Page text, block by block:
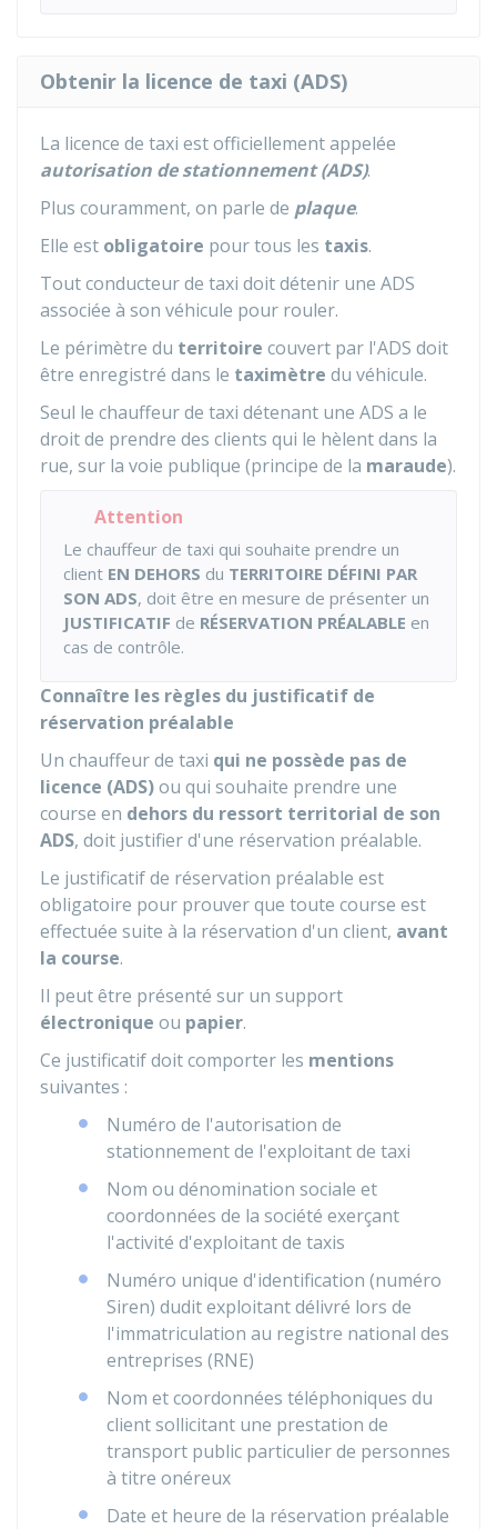
Obtenir la licence de taxi (ADS)
La licence de taxi est officiellement appelée
autorisation de stationnement (ADS).
Plus couramment, on parle de plaque.
Elle est obligatoire pour tous les taxis.
Tout conducteur de taxi doit détenir une ADS
associée à son véhicule pour rouler.
Le périmètre du territoire couvert par l'ADS doit
être enregistré dans le taximètre du véhicule.
Seul le chauffeur de taxi détenant une ADS a le
droit de prendre des clients qui le hèlent dans la
rue, sur la voie publique (principe de la maraude).
Attention
Le chauffeur de taxi qui souhaite prendre un
client EN DEHORS du TERRITOIRE DÉFINI PAR
SON ADS, doit être en mesure de présenter un
JUSTIFICATIF de RÉSERVATION PRÉALABLE en
cas de contrôle.
Connaître les règles du justificatif de
réservation préalable
Un chauffeur de taxi qui ne possède pas de
licence (ADS)ou qui souhaite prendre une
course en dehors du ressort territorial de son
ADS, doit justifier d'une réservation préalable.
Le justificatif de réservation préalable est
obligatoire pour prouver que toute course est
effectuée suite à la réservation d'un client, avant
la course.
Il peut être présenté sur un support
électronique ou papier.
Ce justificatif doit comporter les mentions
suivantes :
Numéro de l'autorisation de
stationnement de l'exploitant de taxi
Nom ou dénomination sociale et
coordonnées de la société exerçant
l'activité d'exploitant de taxis
Numéro unique d'identification (numéro
Siren) dudit exploitant délivré lors de
l'immatriculation au registre national des
entreprises (RNE)
Nom et coordonnées téléphoniques du
client sollicitant une prestation de
transport public particulier de personnes
à titre onéreux
Date et heure de la réservation préalable